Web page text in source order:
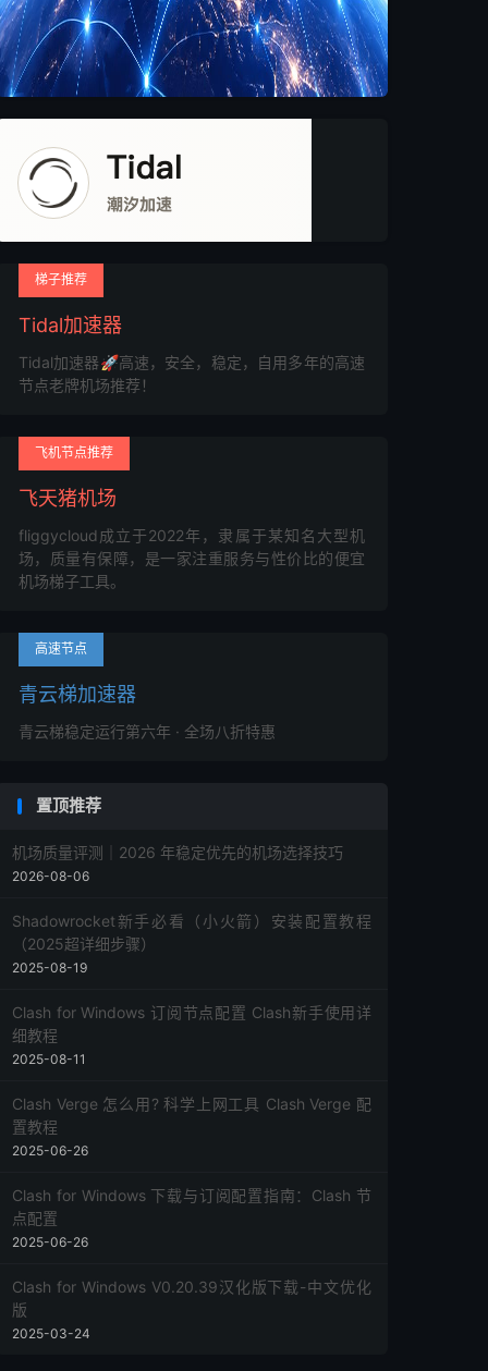
梯子推荐
Tidal加速器
Tidal加速器🚀高速，安全，稳定，自用多年的高速
节点老牌机场推荐！
飞机节点推荐
飞天猪机场
fliggycloud成立于2022年，隶属于某知名大型机
场，质量有保障，是一家注重服务与性价比的便宜
机场梯子工具。
高速节点
青云梯加速器
青云梯稳定运行第六年 · 全场八折特惠
置顶推荐
机场质量评测｜2026 年稳定优先的机场选择技巧
2026-08-06
Shadowrocket新手必看（小火箭）安装配置教程
（2025超详细步骤）
2025-08-19
Clash for Windows 订阅节点配置 Clash新手使用详
细教程
2025-08-11
Clash Verge 怎么用? 科学上网工具 Clash Verge 配
置教程
2025-06-26
Clash for Windows 下载与订阅配置指南：Clash 节
点配置
2025-06-26
Clash for Windows V0.20.39汉化版下载-中文优化
版
2025-03-24